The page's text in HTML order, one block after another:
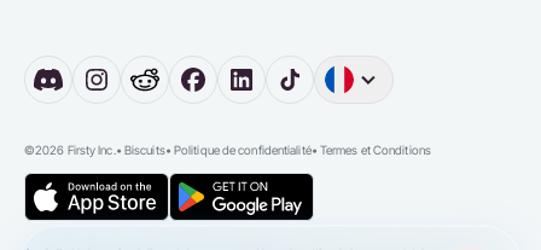
©2026 Firsty Inc. • Biscuits• Politique de confidentialité• Termes et Conditions